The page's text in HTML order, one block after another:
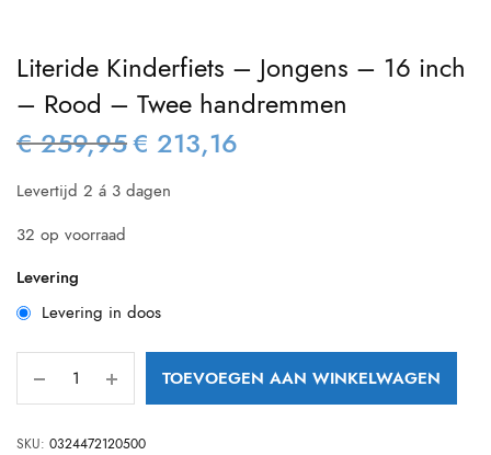
Literide Kinderfiets – Jongens – 16 inch
– Rood – Twee handremmen
€259,95 Oorspronkelijke
€ 259,95.
€ 213,16
Levertijd 2 á 3 dagen
32 op voorraad
Levering
Levering in doos
TOEVOEGEN AAN WINKELWAGEN
SKU: 0324472120500